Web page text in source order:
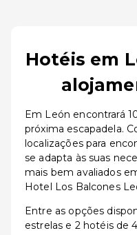
Hotéis em
Em León encontrará
próxima escapadela.
localizações para
se adapta às suas
mais bem avaliados
Hotel Los Balcones
Entre as opções
estrelas e 2 hotéis de